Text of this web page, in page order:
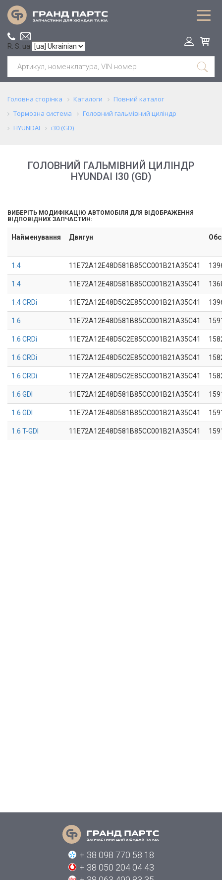
R: S: ua
Головна сторінка Каталоги
Повний каталог
Тормозна система
Головний гальмівний циліндр
HYUNDAI
i30 (GD)
ГОЛОВНИЙ ГАЛЬМІВНИЙ ЦИЛІНДР
HYUNDAI I30 (GD)
ВИБЕРІТЬ МОДИФІКАЦІЮ АВТОМОБІЛЯ ДЛЯ ВІДОБРАЖЕННЯ
ВІДПОВІДНИХ ЗАПЧАСТИН:
Найменування Двигун
1.4 11E72A12E48D581B85CC001B21A35C41
1.4 11E72A12E48D581B85CC001B21A35C41
1.4 CRDi 11E72A12E48D5C2E85CC001B21A35C41
1.6 11E72A12E48D581B85CC001B21A35C41
1.6 CRDi 11E72A12E48D5C2E85CC001B21A35C41
1.6 CRDi 11E72A12E48D5C2E85CC001B21A35C41
1.6 CRDi 11E72A12E48D5C2E85CC001B21A35C41
1.6 GDI 11E72A12E48D581B85CC001B21A35C41
1.6 GDI 11E72A12E48D581B85CC001B21A35C41
1.6 T-GDI 11E72A12E48D581B85CC001B21A35C41
+ 38 098 770 58 18
+ 38 050 204 04 43